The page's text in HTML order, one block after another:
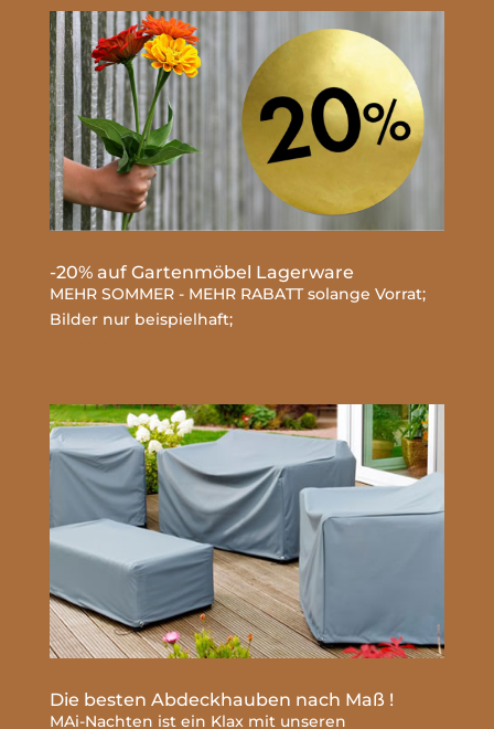
-20% auf Gartenmöbel Lagerware
MEHR SOMMER - MEHR RABATT solange Vorrat;
Bilder nur beispielhaft;
Die besten Abdeckhauben nach Maß !
MAi-Nachten ist ein Klax mit unseren